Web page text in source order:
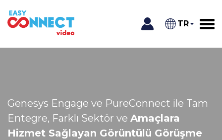
TR
Genesys Engage ve PureConnect ile Tam
Entegre, Farklı Sektör ve Amaçlara
Hizmet Sağlayan Görüntülü Görüşme